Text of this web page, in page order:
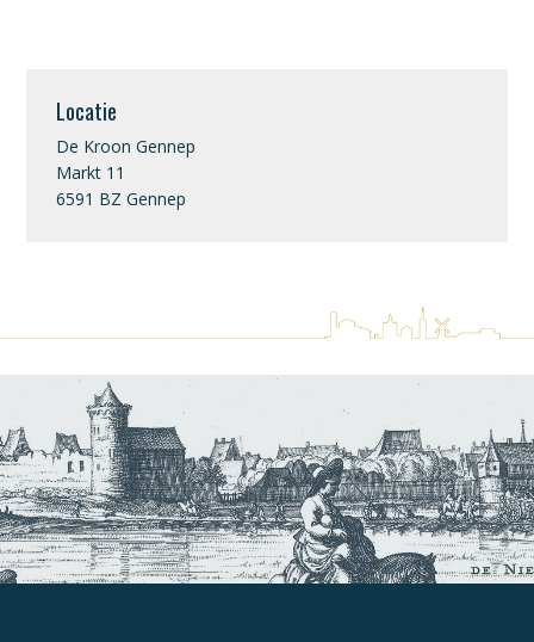
Locatie
De Kroon Gennep
Markt 11
6591 BZ Gennep